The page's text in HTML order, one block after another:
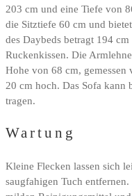
203 cm und eine Tiefe von
die Sitztiefe 60 cm und
des Daybeds betragt 194
Ruckenkissen. Die
Hohe von 68 cm,
20 cm hoch. Das Sofa kann
tragen.
Wartung
Kleine Flecken lassen sich
saugfahigen Tuch